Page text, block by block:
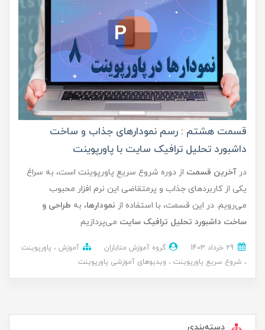
قسمت هشتم : رسم نمودارهای جذاب و ساخت
داشبورد تحلیل ترافیک سایت با پاورپوینت
در آخرین قسمت از دوره شروع سریع پاورپوینت است، به سراغ
یکی از کاربردهای جذاب و پرمتقاضی این نرم افزار محبوب
می‌رویم. در این قسمت، با استفاده از نمودارها، به طراحی و
ساخت داشبورد تحلیل ترافیک سایت می‌پردازیم
گروه آموزش متاباران آموزش
پاورپوینت
شروع سریع پاورپوینت
ویدیوهای آموزشی پاورپوینت
دسته‌بندی